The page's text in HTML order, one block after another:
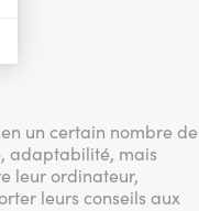
un certain nombre de
adaptabilité, mais
leur ordinateur,
leurs conseils aux